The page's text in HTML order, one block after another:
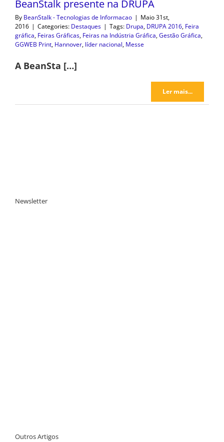
BeanStalk presente na DRUPA
By BeanStalk - Tecnologias de Informacao | Maio 31st,
2016 | Categories: Destaques | Tags: Drupa, DRUPA 2016, Feira
gráfica, Feiras Gráficas, Feiras na Indústria Gráfica,Gestão Gráfica,
GGWEB Print, Hannover, líder nacional, Messe
A BeanSta […]
Ler mais...
Newsletter
Outros Artigos